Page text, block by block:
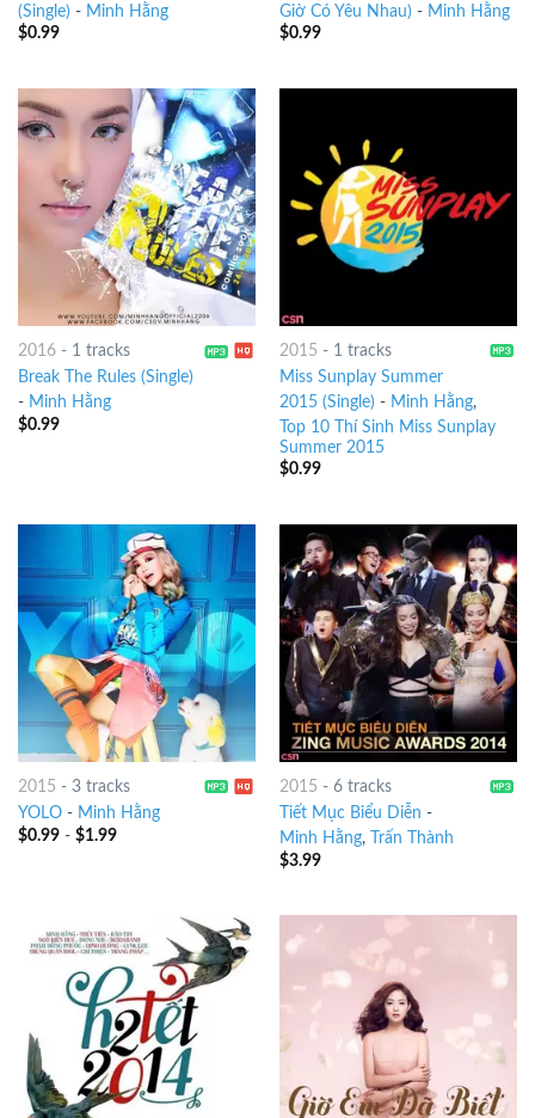
(Single) - Minh Hằng
$0.99
Giờ Có Yêu Nhau) - Minh Hằng
$0.99
2016- 1 tracks
Break The Rules (Single)
- Minh Hằng
$0.99
2015 - 1 tracks
Miss Sunplay Summer
2015 (Single) - Minh Hằng,
Top 10 Thí Sinh Miss Sunplay
Summer 2015
$0.99
2015 - 3 tracks
YOLO- Minh Hằng
$0.99- $1.99
2015 - 6 tracks
Tiết Mục Biểu Diễn -
Minh Hằng,
Trấn Thành
$3.99